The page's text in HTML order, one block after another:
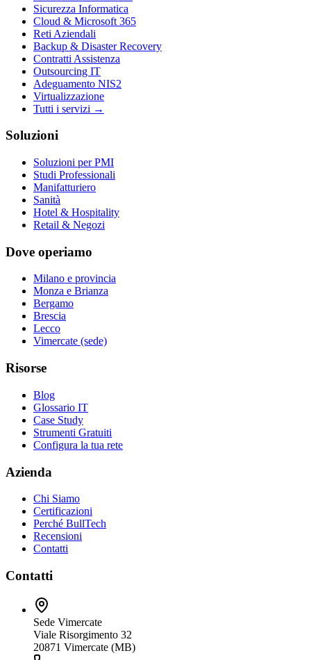
Sicurezza Informatica
Cloud & Microsoft 365
Reti Aziendali
Backup & Disaster Recovery
Contratti Assistenza
Outsourcing IT
Adeguamento NIS2
Virtualizzazione
Tutti i servizi →
Soluzioni
Soluzioni per PMI
Studi Professionali
Manifatturiero
Sanità
Hotel & Hospitality
Retail & Negozi
Dove operiamo
Milano e provincia
Monza e Brianza
Bergamo
Brescia
Lecco
Vimercate (sede)
Risorse
Blog
Glossario IT
Case Study
Strumenti Gratuiti
Configura la tua rete
Azienda
Chi Siamo
Certificazioni
Perché BullTech
Recensioni
Contatti
Contatti
Sede Vimercate
Viale Risorgimento 32
20871 Vimercate (MB)